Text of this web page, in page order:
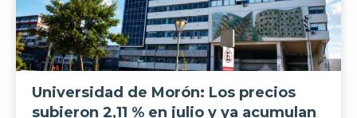
Universidad de Morón: Los precios
subieron 2,11 % en julio y ya acumulan